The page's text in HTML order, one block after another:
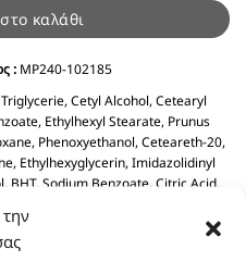
την
καλάθι
: MP240-102185
Cetyl Alcohol, Cetearyl
Ethylhexyl Stearate, Prunus
Phenoxyethanol, Ceteareth-20,
Ethylhexyglycerin, Imidazolidinyl
BHT, Sodium Benzoate, Citric Acid.